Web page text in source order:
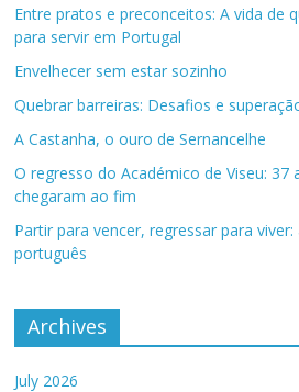
Entre pratos e preconceitos: A vida de
para servir em Portugal
Envelhecer sem estar sozinho
Quebrar barreiras: Desafios e
A Castanha, o ouro de Sernancelhe
O regresso do Académico de Viseu: 37
chegaram ao fim
Partir para vencer, regressar para
português
Archives
July 2026